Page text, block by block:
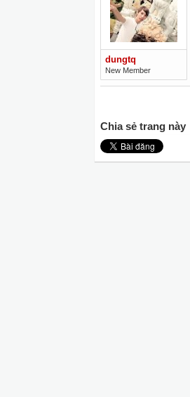
dungtq
New Member
Chia sẻ trang này